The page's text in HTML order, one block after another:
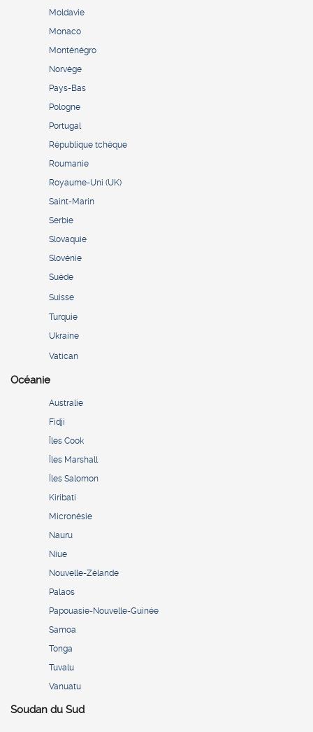
Moldavie
Monaco
Monténégro
Norvège
Pays-Bas
Pologne
Portugal
République tchèque
Roumanie
Royaume-Uni (UK)
Saint-Marin
Serbie
Slovaquie
Slovénie
Suède
Suisse
Turquie
Ukraine
Vatican
Océanie
Australie
Fidji
Îles Cook
Îles Marshall
Îles Salomon
Kiribati
Micronésie
Nauru
Niue
Nouvelle-Zélande
Palaos
Papouasie-Nouvelle-Guinée
Samoa
Tonga
Tuvalu
Vanuatu
Soudan du Sud